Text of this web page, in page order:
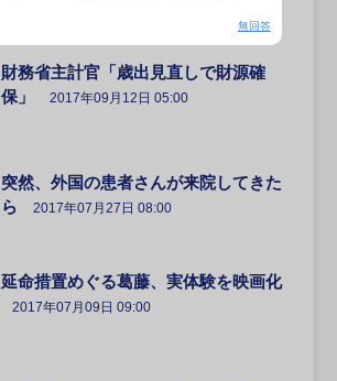
財務省主計官「歳出見直しで財源確
保」
2017年09月12日 05:00
突然、外国の患者さんが来院してきた
ら
2017年07月27日 08:00
延命措置めぐる葛藤、実体験を映画化
2017年07月09日 09:00
無回答